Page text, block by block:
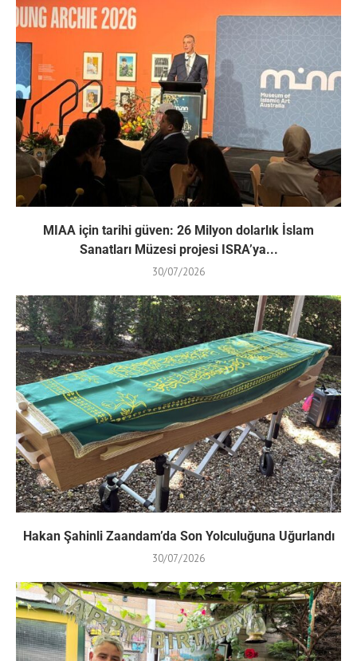
MIAA için tarihi güven: 26 Milyon dolarlık İslam
Sanatları Müzesi projesi ISRA’ya...
30/07/2026
Hakan Şahinli Zaandam’da Son Yolculuğuna Uğurlandı
30/07/2026